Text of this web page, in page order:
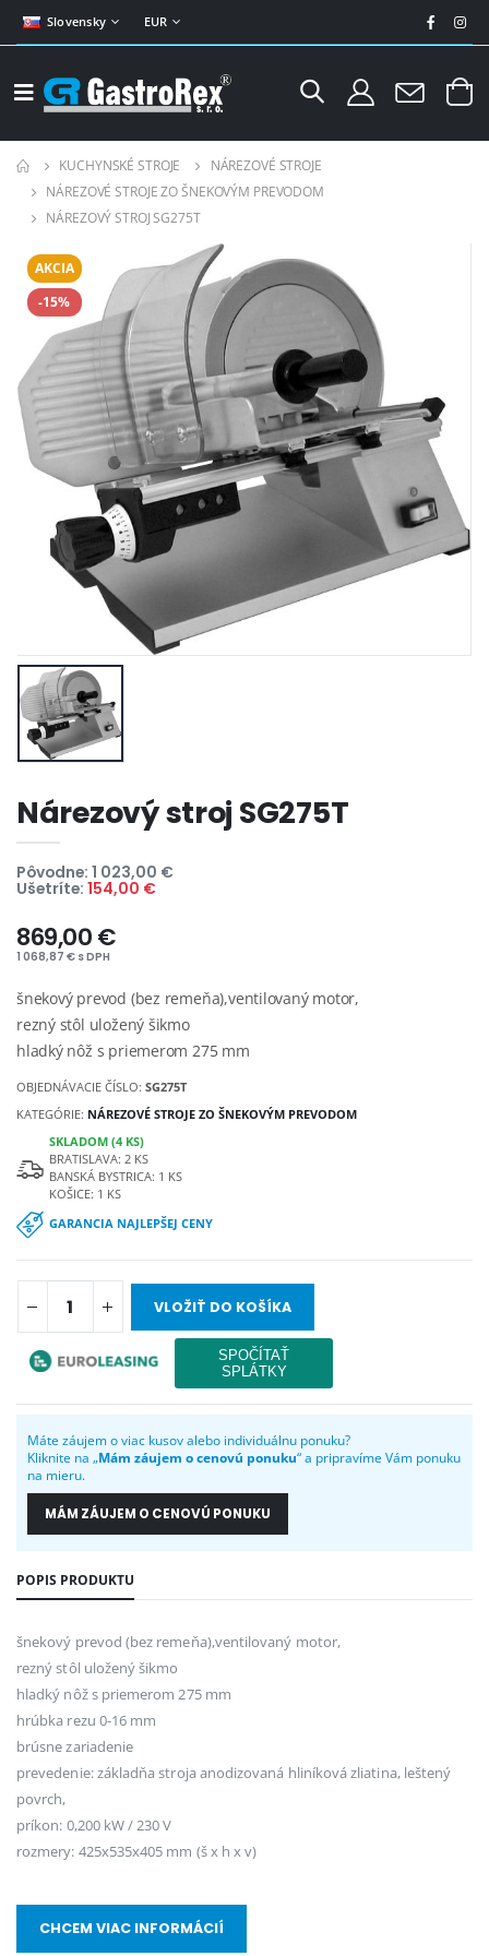
Slovensky EUR
KUCHYNSKÉ STROJE
NÁREZOVÉ STROJE
NÁREZOVÉ STROJE ZO ŠNEKOVÝM PREVODOM
NÁREZOVÝ STROJ SG275T
AKCIA
-15%
Nárezový stroj SG275T
Pôvodne: 1 023,00 €
Ušetríte: 154,00 €
869,00 €
1 068,87 € s DPH
šnekový prevod (bez remeňa),ventilovaný motor,
rezný stôl uložený šikmo
hladký nôž s priemerom 275 mm
OBJEDNÁVACIE ČÍSLO:SG275T
KATEGÓRIE: NÁREZOVÉ STROJE ZO ŠNEKOVÝM PREVODOM
SKLADOM (4 KS)
BRATISLAVA: 2 KS
BANSKÁ BYSTRICA: 1 KS
KOŠICE: 1 KS
GARANCIA NAJLEPŠEJ CENY
VLOŽIŤ DO KOŠÍKA
Máte záujem o viac kusov alebo individuálnu ponuku?
Kliknite na „Mám záujem o cenovú ponuku“ a pripravíme Vám ponuku
na mieru.
MÁM ZÁUJEM O CENOVÚ PONUKU
POPIS PRODUKTU
šnekový prevod (bez remeňa),ventilovaný motor,
rezný stôl uložený šikmo
hladký nôž s priemerom 275 mm
hrúbka rezu 0-16 mm
brúsne zariadenie
prevedenie: základňa stroja anodizovaná hliníková zliatina, leštený
povrch,
príkon: 0,200 kW / 230 V
rozmery: 425x535x405 mm (š x h x v)
CHCEM VIAC INFORMÁCIÍ